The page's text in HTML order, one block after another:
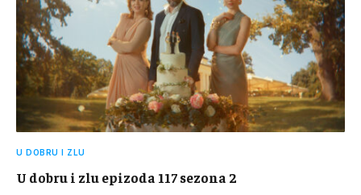
U DOBRU I ZLU
U dobru i zlu epizoda 117 sezona 2